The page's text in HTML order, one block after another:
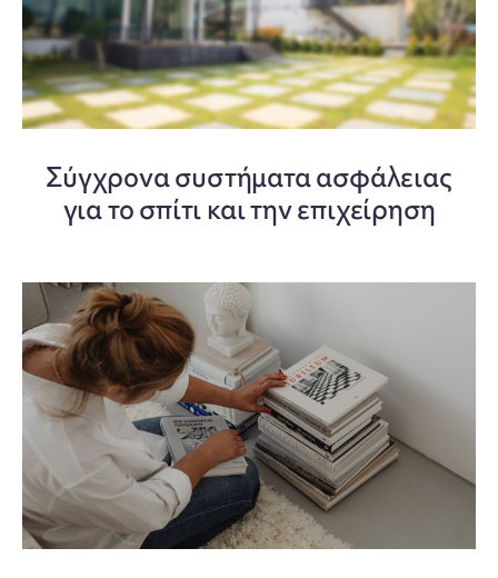
Σύγχρονα συστήματα ασφάλειας
για το σπίτι και την επιχείρηση